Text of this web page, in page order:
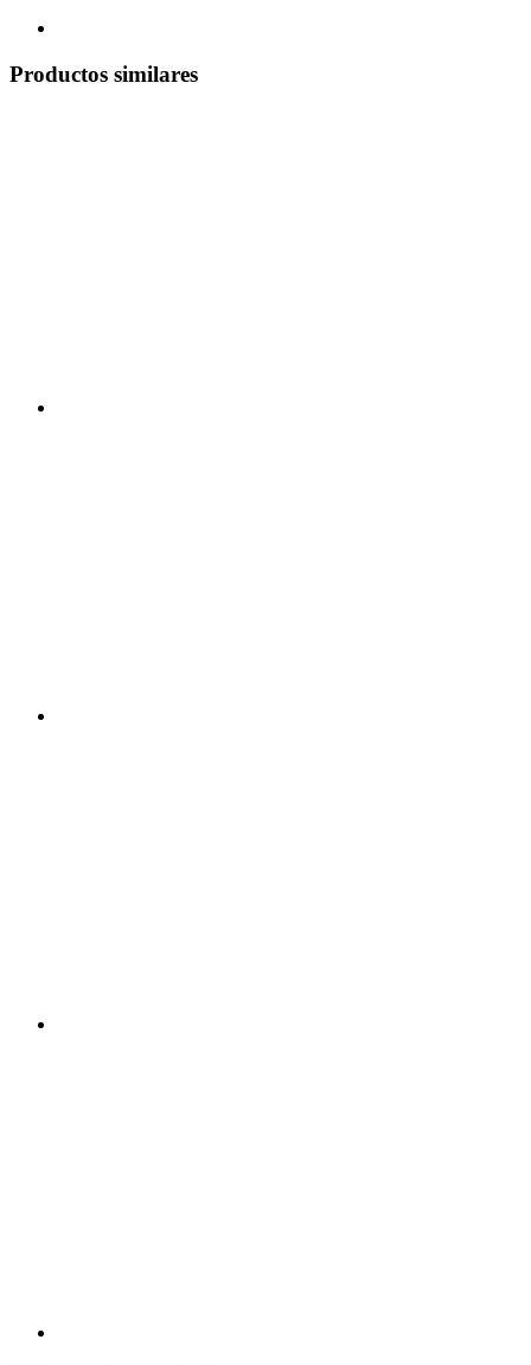
Productos similares